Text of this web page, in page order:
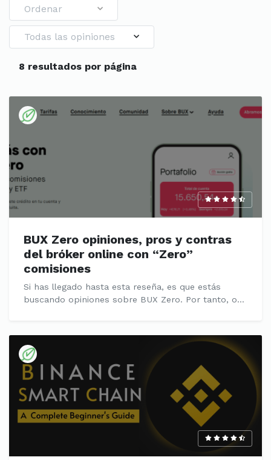
Ordenar
Todas las opiniones
8 resultados por página
BUX Zero opiniones, pros y contras
del bróker online con “Zero”
comisiones
Si has llegado hasta esta reseña, es que estás
buscando opiniones sobre BUX Zero. Por tanto, o...